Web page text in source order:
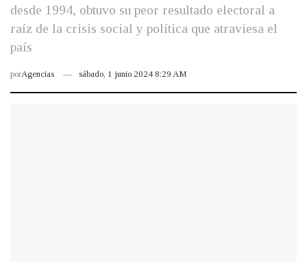
desde 1994, obtuvo su peor resultado electoral a
raíz de la crisis social y política que atraviesa el
país
porAgencias sábado, 1 junio 2024 8:29 AM